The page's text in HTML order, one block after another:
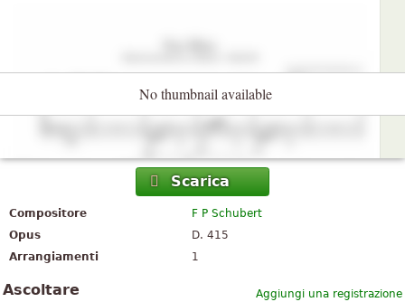
No thumbnail available
Scarica
Compositore
F P Schubert
Opus
D. 415
Arrangiamenti
1
Aggiungi una registrazione
Ascoltare